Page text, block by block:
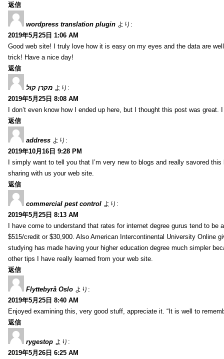
返信
wordpress translation plugin より:
2019年5月25日 1:06 AM
Good web site! I truly love how it is easy on my eyes and the data are
trick! Have a nice day!
返信
מקרן קול より:
2019年5月25日 8:08 AM
I don’t even know how I ended up here, but I thought this post was
返信
address より:
2019年10月16日 9:28 PM
I simply want to tell you that I’m very new to blogs and really savored
sharing with us your web site.
返信
commercial pest control より:
2019年5月25日 8:13 AM
I have come to understand that rates for internet degree gurus tend to
$515/credit or $30,900. Also American Intercontinental University Online
studying has made having your higher education degree much simpler
other tips I have really learned from your web site.
返信
Flyttebyrå Oslo より:
2019年5月25日 8:40 AM
Enjoyed examining this, very good stuff, appreciate it. “It is well to
返信
rygestop より:
2019年5月26日 6:25 AM